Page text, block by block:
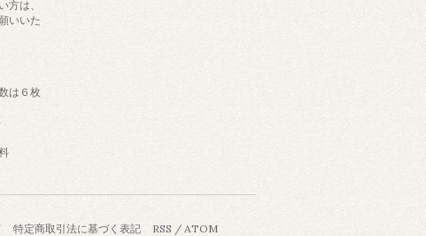
方は、
いいた
は６枚
特定商取引法に基づく表記 RSS / ATOM